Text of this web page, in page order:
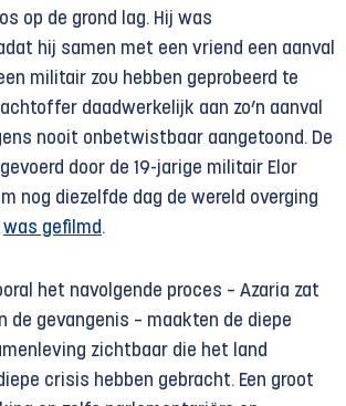
op de grond lag. Hij was
hij samen met een vriend een aanval
militair zou hebben geprobeerd te
daadwerkelijk aan zo’n aanval
nooit onbetwistbaar aangetoond. De
door de 19-jarige militair Elor
nog diezelfde dag de wereld overging
was gefilmd.
het navolgende proces – Azaria zat
de gevangenis – maakten de diepe
zichtbaar die het land
crisis hebben gebracht. Een groot